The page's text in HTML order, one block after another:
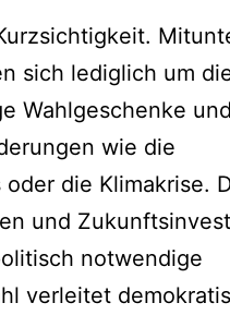
sich lediglich um
Wahlgeschenke und
wie die
die Klimakrise.
und
notwendige
verleitet